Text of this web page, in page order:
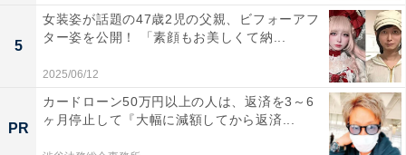
5
女装姿が話題の47歳2児の父親、ビフォーアフ
ター姿を公開！ 「素顔もお美しくて納...
2025/06/12
PR
カードローン50万円以上の人は、返済を3～6
ヶ月停止して『大幅に減額してから返済...